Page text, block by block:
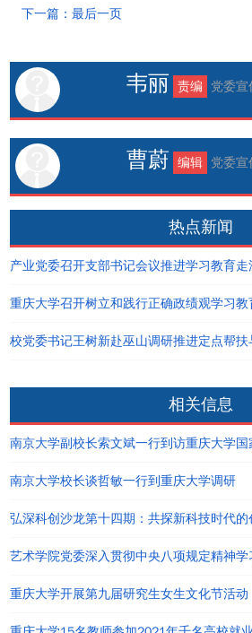
下一篇：最后一页
韦丽 责编 党委宣
曹蔚 编辑 党委宣
热点新闻
产业党委召开支部书记会议推进学习教育走
重庆大学召开树立和践行正确政绩观学习教
校党委书记王树新赴巫山调研推进定点帮
相关信息
南京大学副校长索文斌一行到访重庆大学
南京大学校长谈哲敏一行到重庆大学调研
弘深科创沙龙第十四期：共探新科技时代
艺术学院党委深入贯彻中央八项规定精神
重庆大学开展第九届研究生女生文化节活动